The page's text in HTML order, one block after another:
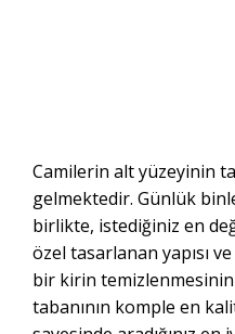
Camilerin alt yüzeyinin
gelmektedir. Günlük
birlikte, istediğiniz en
özel tasarlanan yapısı
bir kirin
tabanının komple en